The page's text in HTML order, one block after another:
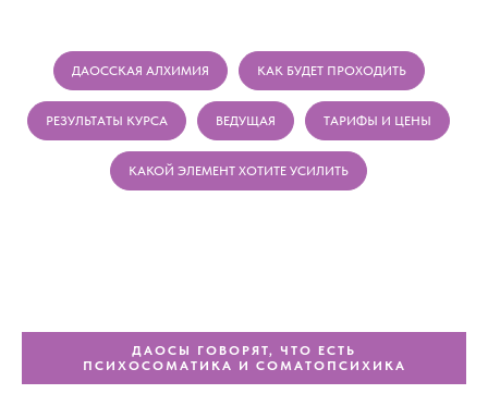
ДАОССКАЯ АЛХИМИЯ КАК БУДЕТ ПРОХОДИТЬ
РЕЗУЛЬТАТЫ КУРСА ВЕДУЩАЯ ТАРИФЫ И ЦЕНЫ
КАКОЙ ЭЛЕМЕНТ ХОТИТЕ УСИЛИТЬ
ДАОСЫ ГОВОРЯТ, ЧТО ЕСТЬ
ПСИХОСОМАТИКА И СОМАТОПСИХИКА